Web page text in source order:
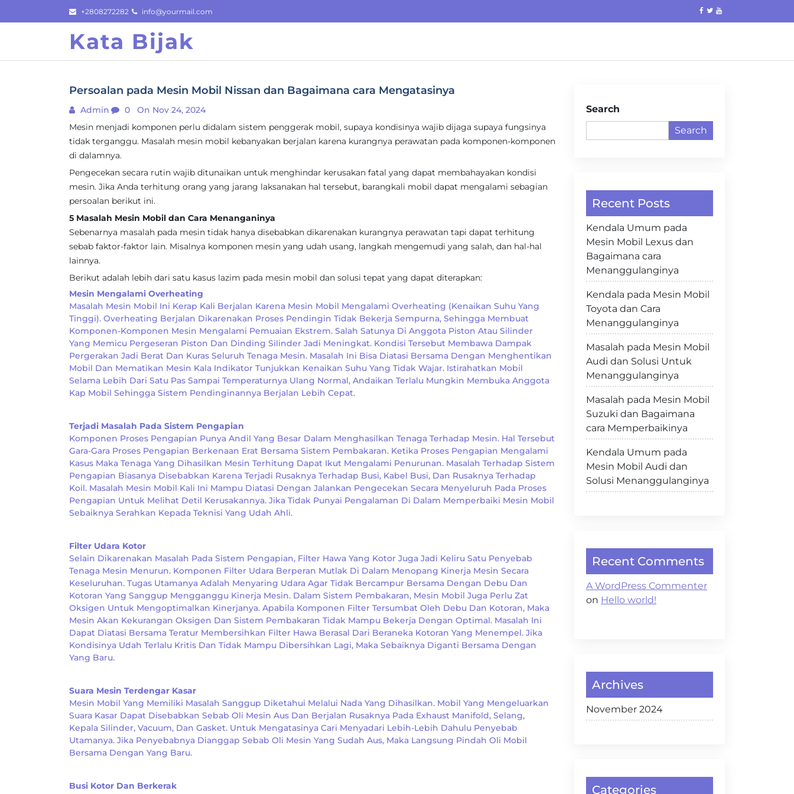
to
+2808272282 info@yourmail.com
Kata Bijak
Persoalan pada Mesin Mobil Nissan dan Bagaimana cara Mengatasinya
Admin 0
On Nov 24, 2024
Mesin menjadi komponen perlu didalam sistem penggerak mobil, supaya kondisinya wajib dijaga supaya fungsinya
tidak terganggu. Masalah mesin mobil kebanyakan berjalan karena kurangnya perawatan pada komponen-komponen
di dalamnya.
Pengecekan secara rutin wajib ditunaikan untuk menghindar kerusakan fatal yang dapat membahayakan kondisi
mesin. Jika Anda terhitung orang yang jarang laksanakan hal tersebut, barangkali mobil dapat mengalami sebagian
persoalan berikut ini.
5 Masalah Mesin Mobil dan Cara Menanganinya
Sebenarnya masalah pada mesin tidak hanya disebabkan dikarenakan kurangnya perawatan tapi dapat terhitung
sebab faktor-faktor lain. Misalnya komponen mesin yang udah usang, langkah mengemudi yang salah, dan hal-hal
lainnya.
Berikut adalah lebih dari satu kasus lazim pada mesin mobil dan solusi tepat yang dapat diterapkan:
Mesin Mengalami Overheating
Masalah Mesin Mobil Ini Kerap Kali Berjalan Karena Mesin Mobil Mengalami Overheating (kenaikan Suhu Yang
Tinggi). Overheating Berjalan Dikarenakan Proses Pendingin Tidak Bekerja Sempurna, Sehingga Membuat
Komponen-Komponen Mesin Mengalami Pemuaian Ekstrem. Salah Satunya Di Anggota Piston Atau Silinder
Yang Memicu Pergeseran Piston Dan Dinding Silinder Jadi Meningkat. Kondisi Tersebut Membawa Dampak
Pergerakan Jadi Berat Dan Kuras Seluruh Tenaga Mesin. Masalah Ini Bisa Diatasi Bersama Dengan Menghentikan
Mobil Dan Mematikan Mesin Kala Indikator Tunjukkan Kenaikan Suhu Yang Tidak Wajar. Istirahatkan Mobil
Selama Lebih Dari Satu Pas Sampai Temperaturnya Ulang Normal, Andaikan Terlalu Mungkin Membuka Anggota
Kap Mobil Sehingga Sistem Pendinginannya Berjalan Lebih Cepat.
Terjadi Masalah Pada Sistem Pengapian
Komponen Proses Pengapian Punya Andil Yang Besar Dalam Menghasilkan Tenaga Terhadap Mesin. Hal Tersebut
Gara-Gara Proses Pengapian Berkenaan Erat Bersama Sistem Pembakaran. Ketika Proses Pengapian Mengalami
Kasus Maka Tenaga Yang Dihasilkan Mesin Terhitung Dapat Ikut Mengalami Penurunan. Masalah Terhadap Sistem
Pengapian Biasanya Disebabkan Karena Terjadi Rusaknya Terhadap Busi, Kabel Busi, Dan Rusaknya Terhadap
Koil. Masalah Mesin Mobil Kali Ini Mampu Diatasi Dengan Jalankan Pengecekan Secara Menyeluruh Pada Proses
Pengapian Untuk Melihat Detil Kerusakannya. Jika Tidak Punyai Pengalaman Di Dalam Memperbaiki Mesin Mobil
Sebaiknya Serahkan Kepada Teknisi Yang Udah Ahli.
Filter Udara Kotor
Selain Dikarenakan Masalah Pada Sistem Pengapian, Filter Hawa Yang Kotor Juga Jadi Keliru Satu Penyebab
Tenaga Mesin Menurun. Komponen Filter Udara Berperan Mutlak Di Dalam Menopang Kinerja Mesin Secara
Keseluruhan. Tugas Utamanya Adalah Menyaring Udara Agar Tidak Bercampur Bersama Dengan Debu Dan
Kotoran Yang Sanggup Mengganggu Kinerja Mesin. Dalam Sistem Pembakaran, Mesin Mobil Juga Perlu Zat
Oksigen Untuk Mengoptimalkan Kinerjanya. Apabila Komponen Filter Tersumbat Oleh Debu Dan Kotoran, Maka
Mesin Akan Kekurangan Oksigen Dan Sistem Pembakaran Tidak Mampu Bekerja Dengan Optimal. Masalah Ini
Dapat Diatasi Bersama Teratur Membersihkan Filter Hawa Berasal Dari Beraneka Kotoran Yang Menempel. Jika
Kondisinya Udah Terlalu Kritis Dan Tidak Mampu Dibersihkan Lagi, Maka Sebaiknya Diganti Bersama Dengan
Yang Baru.
Suara Mesin Terdengar Kasar
Mesin Mobil Yang Memiliki Masalah Sanggup Diketahui Melalui Nada Yang Dihasilkan. Mobil Yang Mengeluarkan
Suara Kasar Dapat Disebabkan Sebab Oli Mesin Aus Dan Berjalan Rusaknya Pada Exhaust Manifold, Selang,
Kepala Silinder, Vacuum, Dan Gasket. Untuk Mengatasinya Cari Menyadari Lebih-Lebih Dahulu Penyebab
Utamanya. Jika Penyebabnya Dianggap Sebab Oli Mesin Yang Sudah Aus, Maka Langsung Pindah Oli Mobil
Bersama Dengan Yang Baru.
Busi Kotor Dan Berkerak
Search
Search
Recent Posts
Kendala Umum pada
Mesin Mobil Lexus dan
Bagaimana cara
Menanggulanginya
Kendala pada Mesin Mobil
Toyota dan Cara
Menanggulanginya
Masalah pada Mesin Mobil
Audi dan Solusi Untuk
Menanggulanginya
Masalah pada Mesin Mobil
Suzuki dan Bagaimana
cara Memperbaikinya
Kendala Umum pada
Mesin Mobil Audi dan
Solusi Menanggulanginya
Recent Comments
A WordPress Commenter
on Hello world!
Archives
November 2024
Categories